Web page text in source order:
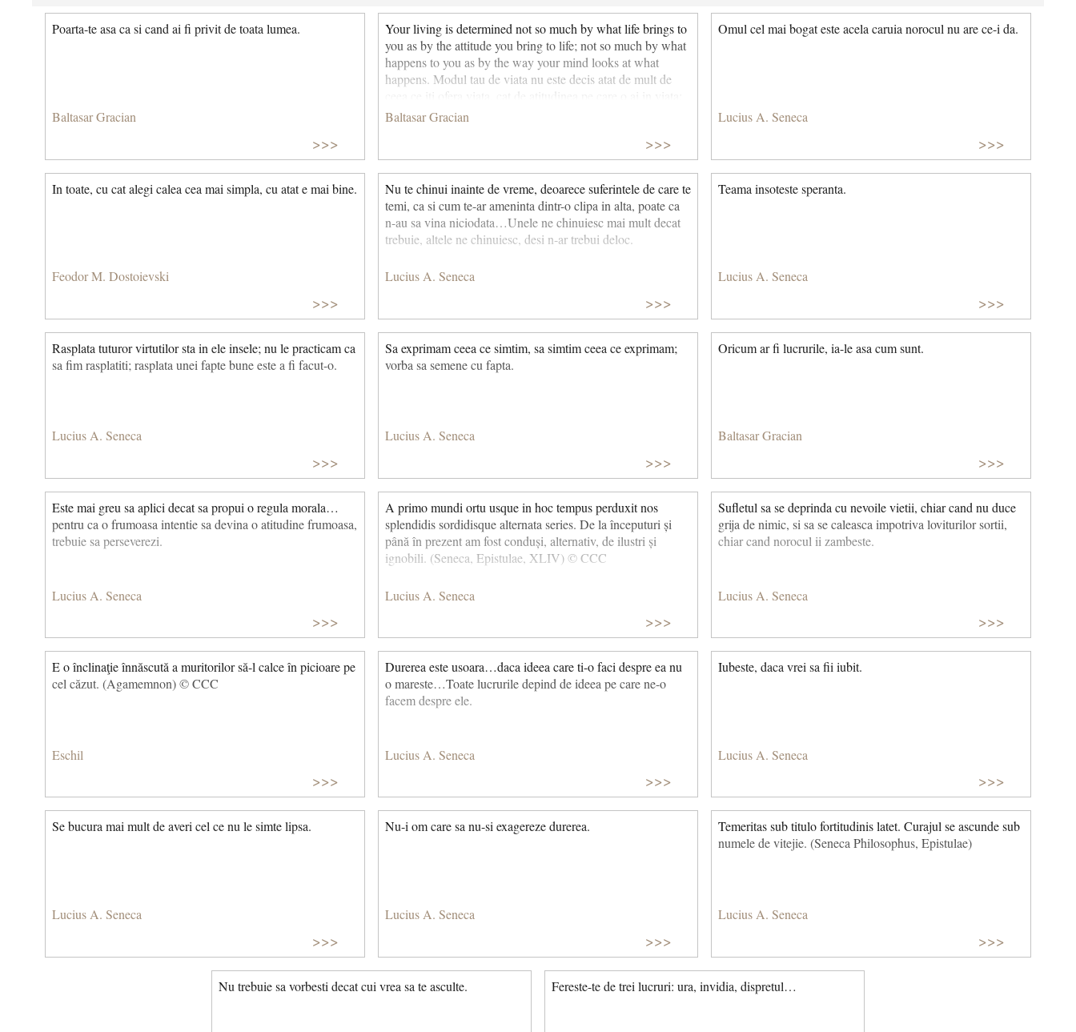
Poarta-te asa ca si cand ai fi privit de toata lumea.
Baltasar Gracian
>>>
Your living is determined not so much by what life brings to
you as by the attitude you bring to life; not so much by what
happens to you as by the way your mind looks at what
happens. Modul tau de viata nu este decis atat de mult de
nu atat de mult de ceea ce ti se intampla, cat de modul in
Baltasar Gracian
>>>
Omul cel mai bogat este acela caruia norocul nu are ce-i da.
Lucius A. Seneca
>>>
In toate, cu cat alegi calea cea mai simpla, cu atat e mai bine.
Feodor M. Dostoievski
>>>
Nu te chinui inainte de vreme, deoarece suferintele de care te
temi, ca si cum te-ar ameninta dintr-o clipa in alta, poate ca
n-au sa vina niciodata…Unele ne chinuiesc mai mult decat
trebuie, altele ne chinuiesc, desi n-ar trebui deloc.
Lucius A. Seneca
>>>
Teama insoteste speranta.
Lucius A. Seneca
>>>
Rasplata tuturor virtutilor sta in ele insele; nu le practicam ca
sa fim rasplatiti; rasplata unei fapte bune este a fi facut-o.
Lucius A. Seneca
>>>
Sa exprimam ceea ce simtim, sa simtim ceea ce exprimam;
vorba sa semene cu fapta.
Lucius A. Seneca
>>>
Oricum ar fi lucrurile, ia-le asa cum sunt.
Baltasar Gracian
>>>
Este mai greu sa aplici decat sa propui o regula morala…
pentru ca o frumoasa intentie sa devina o atitudine frumoasa,
trebuie sa perseverezi.
Lucius A. Seneca
>>>
A primo mundi ortu usque in hoc tempus perduxit nos
splendidis sordidisque alternata series. De la începuturi și
până în prezent am fost conduși, alternativ, de ilustri și
ignobili. (Seneca, Epistulae, XLIV) © CCC
Lucius A. Seneca
>>>
Sufletul sa se deprinda cu nevoile vietii, chiar cand nu duce
grija de nimic, si sa se caleasca impotriva loviturilor sortii,
chiar cand norocul ii zambeste.
Lucius A. Seneca
>>>
E o înclinaţie înnăscută a muritorilor să-l calce în picioare pe
cel căzut. (Agamemnon) © CCC
Eschil
>>>
Durerea este usoara…daca ideea care ti-o faci despre ea nu
o mareste…Toate lucrurile depind de ideea pe care ne-o
facem despre ele.
Lucius A. Seneca
>>>
Iubeste, daca vrei sa fii iubit.
Lucius A. Seneca
>>>
Se bucura mai mult de averi cel ce nu le simte lipsa.
Lucius A. Seneca
>>>
Nu-i om care sa nu-si exagereze durerea.
Lucius A. Seneca
>>>
Temeritas sub titulo fortitudinis latet. Curajul se ascunde sub
numele de vitejie. (Seneca Philosophus, Epistulae)
Lucius A. Seneca
>>>
Nu trebuie sa vorbesti decat cui vrea sa te asculte. Fereste-te de trei lucruri: ura, invidia, dispretul…